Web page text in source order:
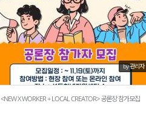
by 관리자
3327
<NEW X WORKER + LOCAL CREATOR> 공론장 참가모집